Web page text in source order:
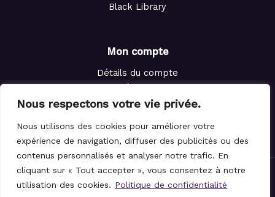
Nous respectons votre vie privée.
Nous utilisons des cookies pour améliorer votre
expérience de navigation, diffuser des publicités ou des
contenus personnalisés et analyser notre trafic. En
cliquant sur « Tout accepter », vous consentez à notre
utilisation des cookies. Politique de confidentialité
Black Library
Mon compte
Détails du compte
Adresses
Commandes
Panier
© 2021-2026 Le Magicien des Dés.